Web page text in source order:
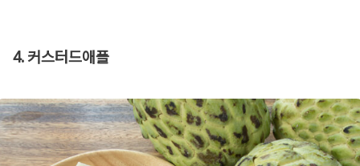
4. 커스터드애플